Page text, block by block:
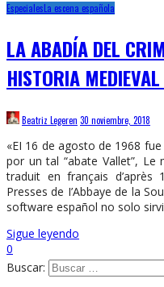
EspecialesLa escena española
LA ABADÍA DEL
HISTORIA
Beatriz Legeren 30 noviembre, 2018
«EI 16 de agosto de 1968
por un tal “abate Vallet”,
traduit en français d’après
Presses de I’Abbaye de la
software español no solo
Sigue leyendo
0
Buscar: